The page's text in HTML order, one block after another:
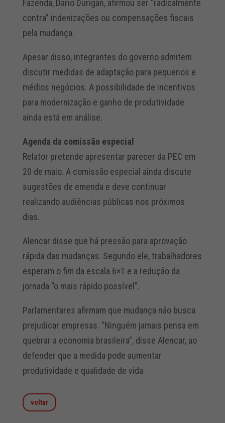
Fazenda, Dario Durigan, afirmou ser “radicalmente
contra” indenizações ou compensações fiscais
pela mudança.
Apesar disso, integrantes do governo admitem
discutir medidas de adaptação para pequenos e
médios negócios. A possibilidade de incentivos
para modernização e ganho de produtividade
ainda está em análise.
Agenda da comissão especial
Relator pretende apresentar parecer da PEC em
20 de maio. A comissão especial ainda discute
sugestões de emenda e deve continuar
realizando audiências públicas nos próximos
dias.
Alencar disse que há pressão para aprovação
rápida das mudanças. Segundo ele, trabalhadores
esperam o fim da escala 6×1 e a redução da
jornada “o mais rápido possível”.
Parlamentares afirmam que mudança não busca
prejudicar empresas. “Ninguém jamais pensa em
quebrar a economia brasileira”, disse Alencar, ao
defender que a medida pode aumentar
produtividade e qualidade de vida.
voltar